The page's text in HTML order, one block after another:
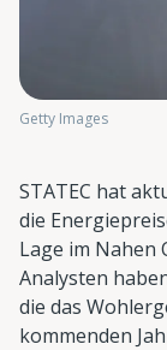
Getty Images
STATEC hat
die
Lage im Nahen
Analysten
die das
kommenden